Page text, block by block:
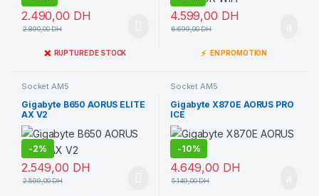
2.490,00 DH
2.890,00DH
❌ RUPTURE DE STOCK
4.599,00 DH
6.699,00DH
⚡ EN PROMOTION
Socket AM5
Gigabyte B650 AORUS ELITE
AX V2
-2%
2.549,00 DH
2.599,00DH
Socket AM5
Gigabyte X870E AORUS PRO
ICE
-10%
4.649,00 DH
5.149,00DH